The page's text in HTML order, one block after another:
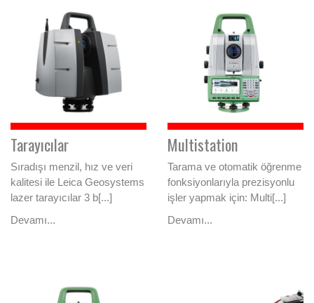
Tarayıcılar
Sıradışı menzil, hız ve veri
kalitesi ile Leica Geosystems
lazer tarayıcılar 3 b[...]
Devamı...
Multistation
Tarama ve otomatik öğrenme
fonksiyonlarıyla prezisyonlu
işler yapmak için: Multi[...]
Devamı...